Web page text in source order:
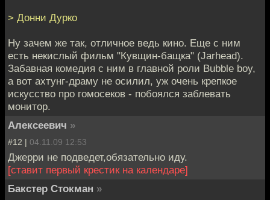
> Донни Дурко
Ну зачем же так, отличное ведь кино. Еще с ним
есть некислый фильм "Кувщин-бащка" (Jarhead).
Забавная комедия с ним в главной роли Bubble boy,
а вот ахтунг-драму не осилил, уж очень крепкое
искусство про гомосеков - побоялся заблевать
монитор.
Алексеевич »
#12 | 04.11.09 12:53
Джерри не подведет,обязательно иду.
[ставит первый крестик на календаре]
Бакстер Стокман »